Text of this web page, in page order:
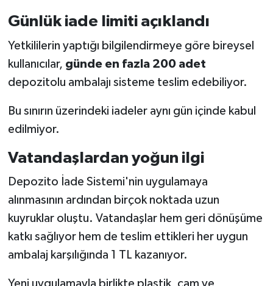
Günlük iade limiti açıklandı
Yetkililerin yaptığı bilgilendirmeye göre bireysel
kullanıcılar, günde en fazla 200 adet
depozitolu ambalajı sisteme teslim edebiliyor.
Bu sınırın üzerindeki iadeler aynı gün içinde kabul
edilmiyor.
Vatandaşlardan yoğun ilgi
Depozito İade Sistemi'nin uygulamaya
alınmasının ardından birçok noktada uzun
kuyruklar oluştu. Vatandaşlar hem geri dönüşüme
katkı sağlıyor hem de teslim ettikleri her uygun
ambalaj karşılığında 1 TL kazanıyor.